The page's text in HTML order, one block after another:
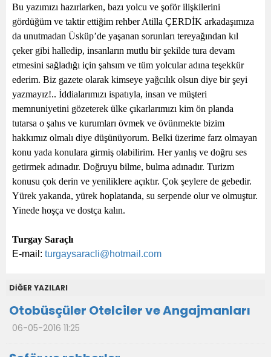
Bu yazımızı hazırlarken, bazı yolcu ve şoför ilişkilerini
gördüğüm ve taktir ettiğim rehber Atilla ÇERDİK arkadaşımıza
da unutmadan Üsküp’de yaşanan sorunları tereyağından kıl
çeker gibi halledip, insanların mutlu bir şekilde tura devam
etmesini sağladığı için şahsım ve tüm yolcular adına teşekkür
ederim. Biz gazete olarak kimseye yağcılık olsun diye bir şeyi
yazmayız!.. İddialarımızı ispatıyla, insan ve müşteri
memnuniyetini gözeterek ülke çıkarlarımızı kim ön planda
tutarsa o şahıs ve kurumları övmek ve övünmekte bizim
hakkımız olmalı diye düşünüyorum. Belki üzerime farz olmayan
konu yada konulara girmiş olabilirim. Her yanlış ve doğru ses
getirmek adınadır. Doğruyu bilme, bulma adınadır. Turizm
konusu çok derin ve yeniliklere açıktır. Çok şeylere de gebedir.
Yürek yakanda, yürek hoplatanda, su serpende olur ve olmuştur.
Yinede hoşça ve dostça kalın.
Turgay Saraçlı
E-mail: turgaysaracli@hotmail.com
DİĞER YAZILARI
Otobüsçüler Otelciler ve Angajmanları
06-05-2016 11:25